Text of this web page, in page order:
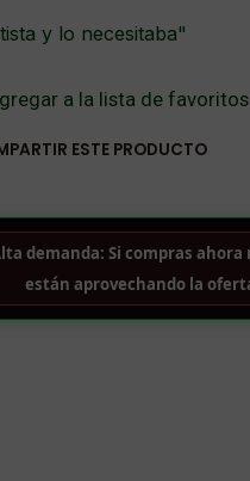
y lo necesitaba"
a la lista de favoritos
ESTE PRODUCTO